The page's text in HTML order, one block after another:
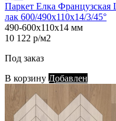
Паркет Елка
лак 600/490х110х14/3/45°
490-600х110х14 мм
10 122 р/м2
Под заказ
В корзину Добавлен